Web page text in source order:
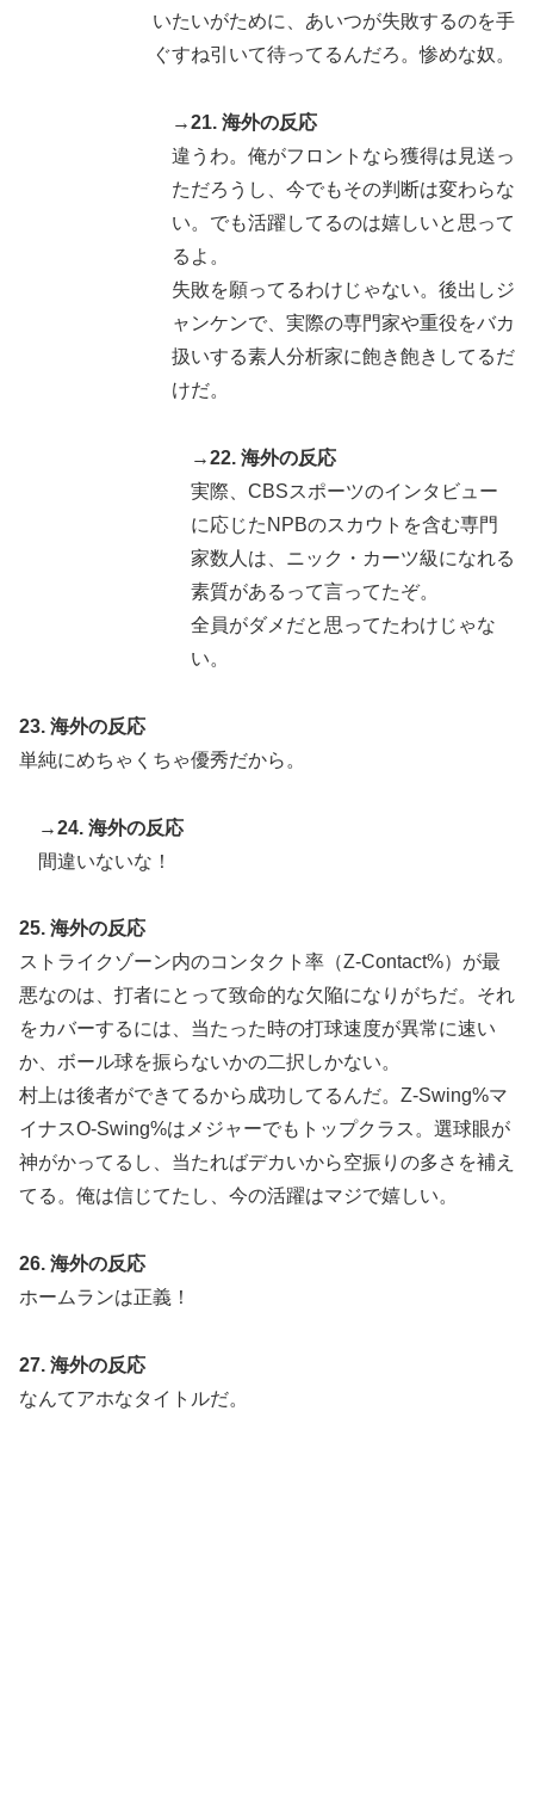
いたいがために、あいつが失敗するのを手
ぐすね引いて待ってるんだろ。惨めな奴。
→21. 海外の反応
違うわ。俺がフロントなら獲得は見送っ
ただろうし、今でもその判断は変わらな
い。でも活躍してるのは嬉しいと思って
るよ。
失敗を願ってるわけじゃない。後出しジ
ャンケンで、実際の専門家や重役をバカ
扱いする素人分析家に飽き飽きしてるだ
けだ。
→22. 海外の反応
実際、CBSスポーツのインタビュー
に応じたNPBのスカウトを含む専門
家数人は、ニック・カーツ級になれる
素質があるって言ってたぞ。
全員がダメだと思ってたわけじゃな
い。
23. 海外の反応
単純にめちゃくちゃ優秀だから。
→24. 海外の反応
間違いないな！
25. 海外の反応
ストライクゾーン内のコンタクト率（Z-Contact%）が最
悪なのは、打者にとって致命的な欠陥になりがちだ。それ
をカバーするには、当たった時の打球速度が異常に速い
か、ボール球を振らないかの二択しかない。
村上は後者ができてるから成功してるんだ。Z-Swing%マ
イナスO-Swing%はメジャーでもトップクラス。選球眼が
神がかってるし、当たればデカいから空振りの多さを補え
てる。俺は信じてたし、今の活躍はマジで嬉しい。
26. 海外の反応
ホームランは正義！
27. 海外の反応
なんてアホなタイトルだ。